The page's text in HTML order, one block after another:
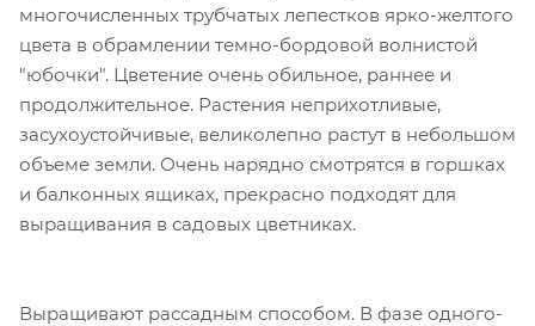
многочисленных трубчатых лепестков ярко-желтого
цвета в обрамлении темно-бордовой волнистой
"юбочки". Цветение очень обильное, раннее и
продолжительное. Растения неприхотливые,
засухоустойчивые, великолепно растут в небольшом
объеме земли. Очень нарядно смотрятся в горшках
и балконных ящиках, прекрасно подходят для
выращивания в садовых цветниках.
Выращивают рассадным способом. В фазе одного-